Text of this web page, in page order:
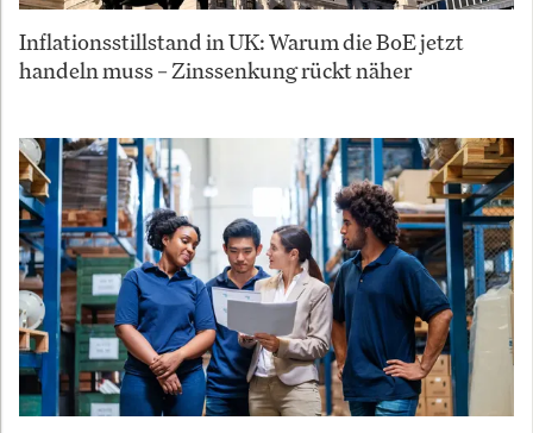
Inflationsstillstand in UK: Warum die BoE jetzt
handeln muss – Zinssenkung rückt näher